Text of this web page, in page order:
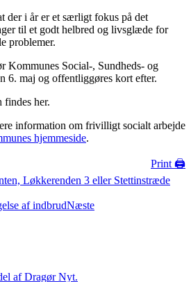
der i år er et særligt fokus på det
til et godt helbred og livsglæde for
problemer.
Kommunes Social-, Sundheds- og
6. maj og offentliggøres kort efter.
findes her.
information om frivilligt socialt arbejde
hjemmeside.
Print 🖨
Løkkerenden 3 eller Stettinstræde
af indbrudNæste